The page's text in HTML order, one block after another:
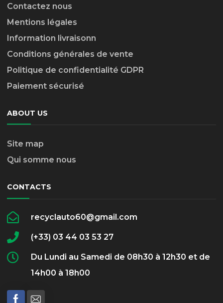
Contactez nous
Mentions légales
Information livraisonn
Conditions générales de vente
Politique de confidentialité GDPR
Paiement sécurisé
ABOUT US
Site map
Qui somme nous
CONTACTS
recyclauto60@gmail.com
(+33) 03 44 03 53 27
Du Lundi au Samedi de 08h30 à 12h30 et de
14h00 à 18h00